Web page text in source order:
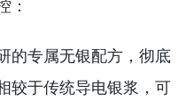
：
的专属无银配方，彻底
较于传统导电银浆，可